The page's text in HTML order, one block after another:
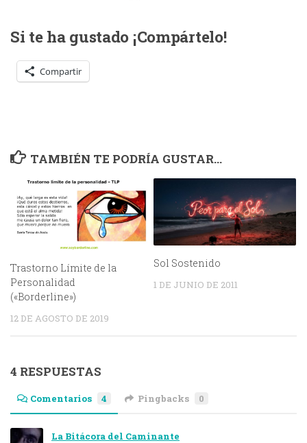
Si te ha gustado ¡Compártelo!
Compartir
TAMBIÉN TE PODRÍA GUSTAR...
Trastorno Límite de la
Personalidad
(«Borderline»)
12 DE AGOSTO DE 2019
Sol Sostenido
1 DE JUNIO DE 2011
4 RESPUESTAS
Comentarios 4 Pingbacks 0
La Bitácora del Caminante